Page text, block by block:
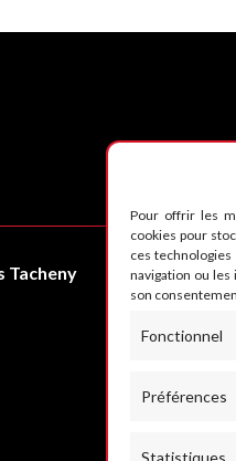
Pour offrir les
cookies pour
ces
navigation ou
son
Fonctionnel
Préférences
Statistiques
Tacheny